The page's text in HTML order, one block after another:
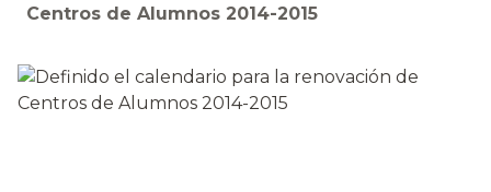
Centros de Alumnos 2014-2015